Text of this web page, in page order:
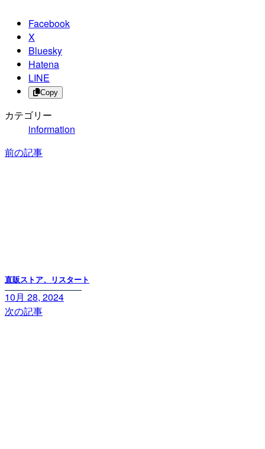
Facebook
X
Bluesky
Hatena
LINE
Copy
カテゴリー
information
前の記事
直販ストア、リスタート
10月 28, 2024
次の記事